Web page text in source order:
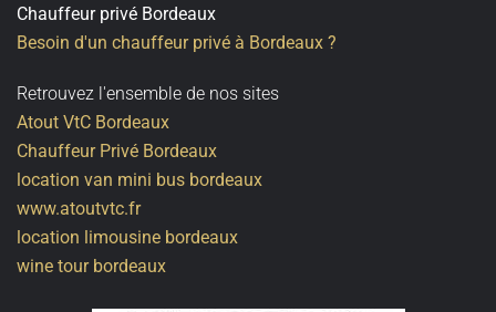
Chauffeur privé Bordeaux
Besoin d'un chauffeur privé à Bordeaux ?
Retrouvez l'ensemble de nos sites
Atout VtC Bordeaux
Chauffeur Privé Bordeaux
location van mini bus bordeaux
www.atoutvtc.fr
location limousine bordeaux
wine tour bordeaux